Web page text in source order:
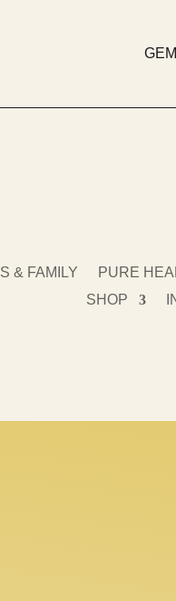
& FAMILY PURE
SHOP